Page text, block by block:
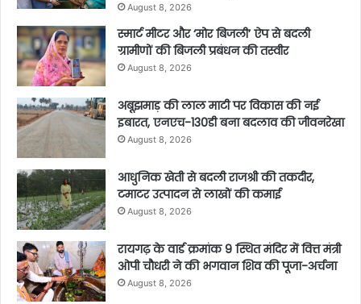
August 8, 2026
स्मार्ट मीटर और ‘मोर बिजली’ ऐप से बदली
ग्रामीणों की बिजली प्रबंधन की तस्वीर
August 8, 2026
अबूझमाड़ की लाल माटी पर विकास की नई
इबारत, एनएच-130डी बना बदलाव की जीवनरेखा
August 8, 2026
आधुनिक खेती से बदली राजश्री की तकदीर,
टमाटर उत्पादन से लाखों की कमाई
August 8, 2026
रायगढ़ के वार्ड क्रमांक 9 स्थित मंदिर में वित्त मंत्री
ओपी चौधरी ने की भगवान शिव की पूजा-अर्चना
August 8, 2026